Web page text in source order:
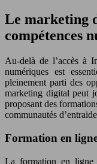
Le marketing
compétences
Au-delà de l’accès à
numériques est
pleinement parti des
marketing digital peut
proposant des
communautés
Formation en
La formation en ligne